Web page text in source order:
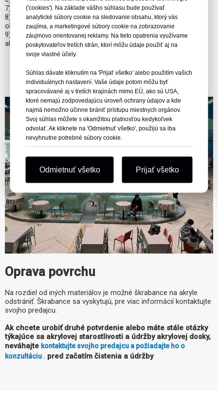
7) Windex
8) Komerčné akrylové leštiace zmesi, pretože väčšina z nich
obsahuje rozpúšťadlá
9) Akékoľvek produkty obsahujúce amoniak alebo rozpúšťadlá
alebo alkohol, zmäkčovadlá
Oprava povrchu
Na rozdiel od iných materiálov je možné škrabance na akryle
odstrániť. Škrabance sa vyskytujú, pre viac informácií kontaktujte
svojho predajcu.
Ak chcete urobiť druhé potvrdenie alebo máte stále otázky
týkajúce sa akrylovej starostlivosti a údržby akrylovej dosky,
neváhajte kontaktujte svojho predajcu a požiadajte ho o
konzultáciu . pred začatím čistenia a údržby
('cookies'). Na základe vášho súhlasu bude používať
analytické súbory cookie na sledovanie obsahu, ktorý vás
zaujíma, a marketingové súbory cookie na zobrazovanie
záujmovo orientovanej reklamy. Na tieto opatrenia využívame
poskytovateľov tretích strán, ktorí môžu údaje použiť aj na
svoje vlastné účely.
Súhlas dávate kliknutím na 'Prijať všetko' alebo použitím vašich
individuálnych nastavení. Vaše údaje potom môžu byť
spracovávané aj v tretích krajinách mimo EÚ, ako sú USA,
ktoré nemajú zodpovedajúcu úroveň ochrany údajov a kde
najmä nemožno účinne brániť prístupu miestnych orgánov.
Svoj súhlas môžete s okamžitou platnosťou kedykoľvek
odvolať. Ak kliknete na 'Odmietnuť všetko', použijú sa iba
nevyhnutne potrebné súbory cookie.
Odmietnuť všetko Prijať všetko